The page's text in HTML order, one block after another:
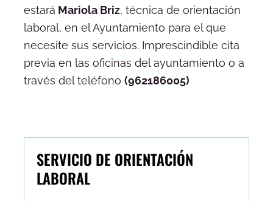
estará Mariola Briz, técnica de orientación
laboral, en el Ayuntamiento para el que
necesite sus servicios. Imprescindible cita
previa en las oficinas del ayuntamiento o a
través del teléfono (962186005)
SERVICIO DE ORIENTACIÓN
LABORAL